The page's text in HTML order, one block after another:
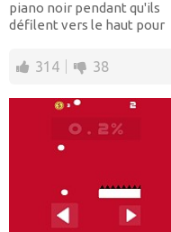
piano noir pendant qu'ils
défilent vers le haut pour
314 38